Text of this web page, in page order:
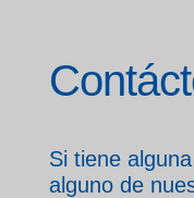
Si tiene
alguno de